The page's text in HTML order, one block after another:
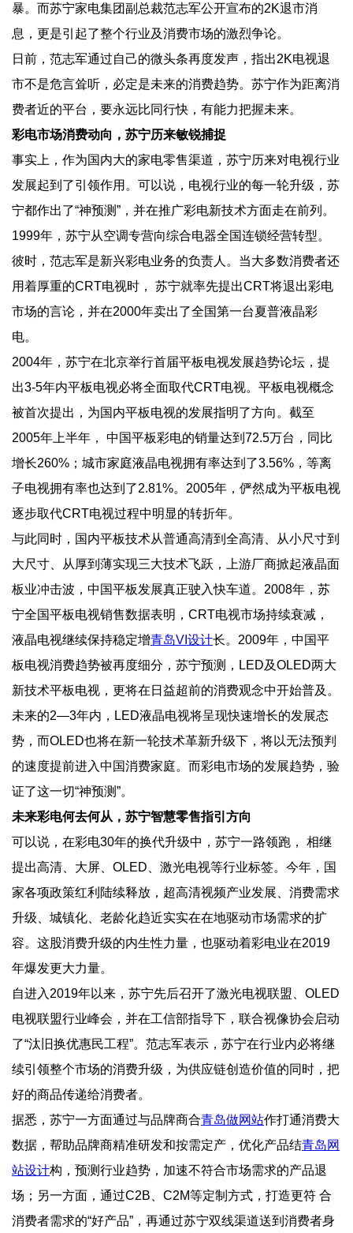
暴。而苏宁家电集团副总裁范志军公开宣布的2K退市消
息，更是引起了整个行业及消费市场的激烈争论。
日前，范志军通过自己的微头条再度发声，指出2K电视退
市不是危言耸听，必定是未来的消费趋势。苏宁作为距离消
费者近的平台，要永远比同行快，有能力把握未来。
彩电市场消费动向，苏宁历来敏锐捕捉
事实上，作为国内大的家电零售渠道，苏宁历来对电视行业
发展起到了引领作用。可以说，电视行业的每一轮升级，苏
宁都作出了“神预测”，并在推广彩电新技术方面走在前列。
1999年 ，苏宁从空调专营向综合电器全国连锁经营转型。
彼时，范志军是新兴彩电业务的负责人。当大多数消费者还
用着厚重的CRT电视时， 苏宁就率先提出CRT将退出彩电
市场的言论，并在2000年卖出了全国第一台夏普液晶彩
电。
2004年，苏宁在北京举行首届平板电视发展趋势论坛，提
出3-5年内平板电视必将全面取代CRT电视。平板电视概念
被首次提出，为国内平板电视的发展指明了方向。截至
2005年上半年， 中国平板彩电的销量达到72.5万台，同比
增长260%；城市家庭液晶电视拥有率达到了3.56%，等离
子电视拥有率也达到了2.81%。2005年，俨然成为平板电视
逐步取代CRT电视过程中明显的转折年。
与此同时，国内平板技术从普通高清到全高清、从小尺寸到
大尺寸、从厚到薄实现三大技术飞跃，上游厂商掀起液晶面
板业冲击波，中国平板发展真正驶入快车道。2008年，苏
宁全国平板电视销售数据表明，CRT电视市场持续衰减，
液晶电视继续保持稳定增青岛VI设计长。2009年，中国平
板电视消费趋势被再度细分，苏宁预测，LED及OLED两大
新技术平板电视，更将在日益超前的消费观念中开始普及。
未来的2—3年内，LED液晶电视将呈现快速增长的发展态
势，而OLED也将在新一轮技术革新升级下，将以无法预判
的速度提前进入中国消费家庭。而彩电市场的发展趋势，验
证了这一切“神预测”。
未来彩电何去何从，苏宁智慧零售指引方向
可以说，在彩电30年的换代升级中，苏宁一路领跑，   相继
提出高清、大屏、OLED、激光电视等行业标签。今年，国
家各项政策红利陆续释放，超高清视频产业发展、消费需求
升级、城镇化、老龄化趋近实实在在地驱动市场需求的扩
容。这股消费升级的内生性力量，也驱动着彩电业在2019
年爆发更大力量。
自进入2019年以来，苏宁先后召开了激光电视联盟、OLED
电视联盟行业峰会，并在工信部指导下，联合视像协会启动
了“汰旧换优惠民工程”。范志军表示，苏宁在行业内必将继
续引领整个市场的消费升级，为供应链创造价值的同时，把
好的商品传递给消费者。
据悉，苏宁一方面通过与品牌商合青岛做网站作打通消费大
数据，帮助品牌商精准研发和按需定产，优化产品结青岛网
站设计构，预测行业趋势，加速不符合市场需求的产品退
场；另一方面，通过C2B、C2M等定制方式，打造更符 合
消费者需求的“好产品”，再通过苏宁双线渠道送到消费者身